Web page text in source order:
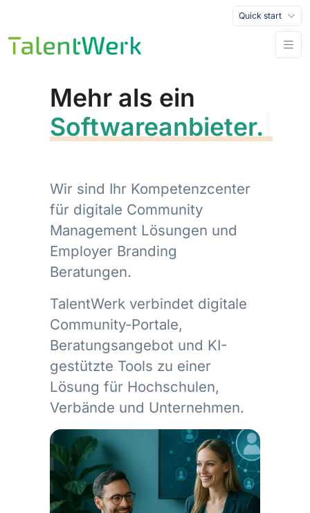
Quick start
Mehr als ein
Softwareanbieter.
Wir sind Ihr Kompetenzcenter
für digitale Community
Management Lösungen und
Employer Branding
Beratungen.
TalentWerk verbindet digitale
Community-Portale,
Beratungsangebot und KI-
gestützte Tools zu einer
Lösung für Hochschulen,
Verbände und Unternehmen.